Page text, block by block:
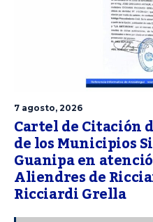
7 agosto, 2026
Cartel de Citación
de los Municipios
Guanipa en
Aliendres de
Ricciardi Grella